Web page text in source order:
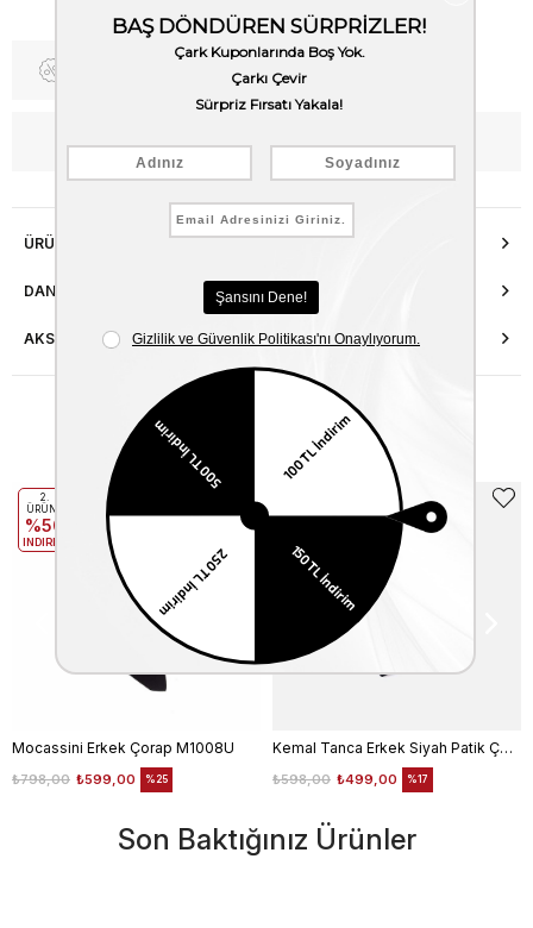
Fiyat Düşünce Haber Ver
WhatsApp’tan Bilgi Al
ÜRÜN ÖZELLIKLERI
DANIŞMA HATTI
AKSESUAR ONARIMI
Benzer Ürünler
Mocassini Erkek Çorap M1008U
₺599,00
₺798,00 %25
2.
ÜRÜNE
%50
INDIRIM
Kemal Tanca Erkek Siyah Patik Çorap
₺499,00
₺598,00 %17
Son Baktığınız Ürünler